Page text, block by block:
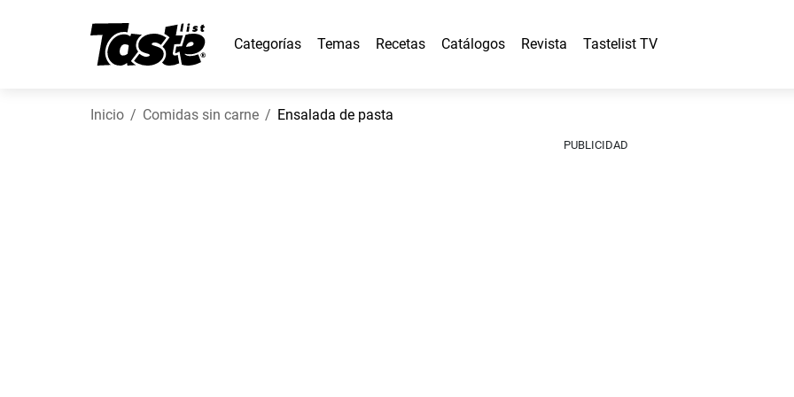
Categorías Temas Recetas Catálogos Revista Tastelist TV
Inicio Comidas sin carne Ensalada de pasta
PUBLICIDAD